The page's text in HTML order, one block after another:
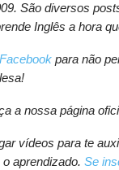
São diversos
Inglês a hora
para não
a nossa página
vídeos para te
aprendizado. Se